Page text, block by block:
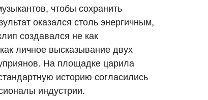
чтобы сохранить
оказался столь энергичным,
создавался не как
личное высказывание двух
На площадке царила
историю согласились
индустрии.